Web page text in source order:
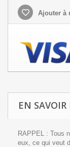
Ajouter à
EN SAVOIR
RAPPEL : Tous
eux, ce qui veut